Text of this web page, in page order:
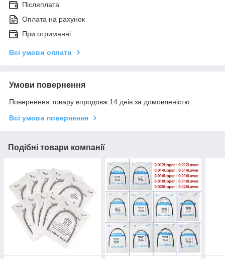
Післяплата
Оплата на рахунок
При отриманні
Всі умови оплати
Умови повернення
Повернення товару впродовж 14 днів за домовленістю
Всі умови повернення
Подібні товари компанії